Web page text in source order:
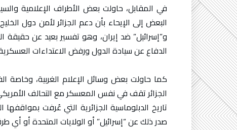
في المقابل، حاولت بعض الأطراف الإعلامية
البعض إلى الإيحاء بأن دعم الجزائر لأمن دول
و”إسرائيل” ضد إيران، وهو تفسير بعيد عن حقيقة
الدفاع عن سيادة الدول ورفض الاعتداءات
كما حاولت بعض وسائل الإعلام الغربية، وخاصة
الجزائر تقف في نفس المعسكر مع التحالف
تاريخ الدبلوماسية الجزائرية التي عُرفت
صدر ذلك عن “إسرائيل” أو الولايات المتحدة أو أي